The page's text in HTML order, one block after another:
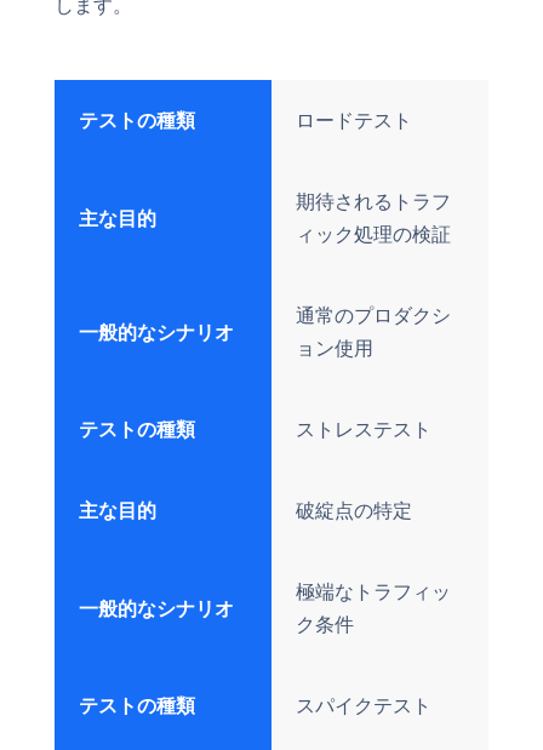
します。
テストの種類 ロードテスト
主な目的
期待されるトラフ
ィック処理の検証
一般的なシナリオ
通常のプロダクシ
ョン使用
テストの種類 ストレステスト
主な目的 破綻点の特定
一般的なシナリオ
極端なトラフィッ
ク条件
テストの種類 スパイクテスト